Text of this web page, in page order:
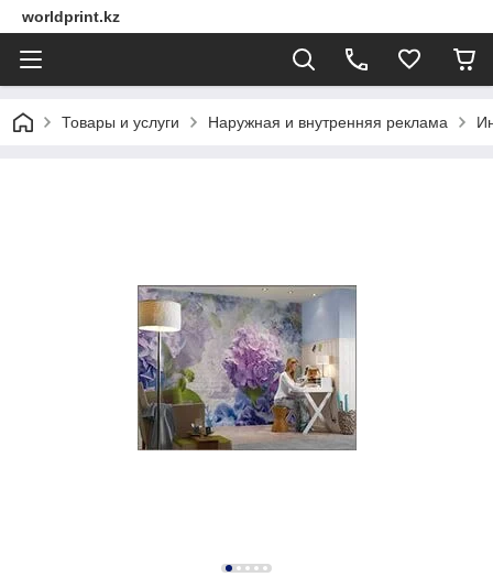
worldprint.kz
Товары и услуги Наружная и внутренняя реклама